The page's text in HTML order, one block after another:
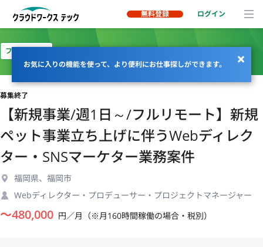
無料登録 ログイン
お気に入りの機能を使って、より便利にお仕事探しができます。
フルリモート
募集終了
【新規事業/週1日～/フルリモート】新規
ペット事業立ち上げに伴うWebディレク
ター・SNSマーケター業務案件
福岡県、福岡市
Webディレクター・プロデューサー・プロジェクトマネージャー
〜480,000 円／月（※月160時間稼働の場合・税別）